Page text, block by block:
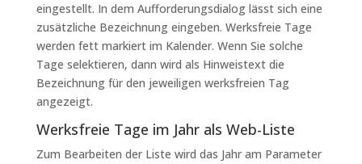
eingestellt. In dem Aufforderungsdialog lässt sich eine
zusätzliche Bezeichnung eingeben. Werksfreie Tage
werden fett markiert im Kalender. Wenn Sie solche
Tage selektieren, dann wird als Hinweistext die
Bezeichnung für den jeweiligen werksfreien Tag
angezeigt.
Werksfreie Tage im Jahr als Web-Liste
Zum Bearbeiten der Liste wird das Jahr am Parameter